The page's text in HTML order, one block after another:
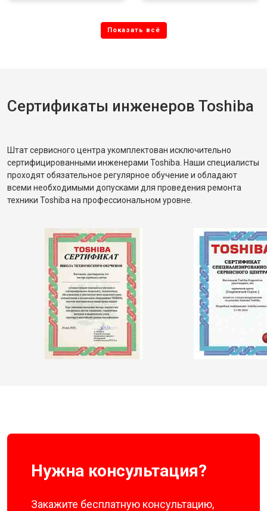
Сертификаты инженеров Toshiba
Штат сервисного центра укомплектован исключительно
сертифицированными инженерами Toshiba. Наши специалисты
проходят обязательное регулярное обучение и обладают
всеми необходимыми допусками для проведения ремонта
техники Toshiba на профессиональном уровне.
Нужна консультация?
Закажите бесплатную консультацию,